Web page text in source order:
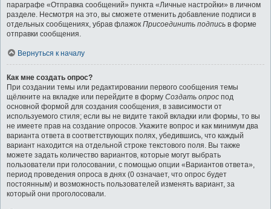
параграфе «Отправка сообщений» пункта «Личные настройки» в личном
разделе. Несмотря на это, вы сможете отменить добавление подписи в
отдельных сообщениях, убрав флажок Присоединить подпись в форме
отправки сообщения.
Вернуться к началу
Как мне создать опрос?
При создании темы или редактировании первого сообщения темы
щёлкните на вкладке или перейдите в форму Создать опрос под
основной формой для создания сообщения, в зависимости от
используемого стиля; если вы не видите такой вкладки или формы, то вы
не имеете прав на создание опросов. Укажите вопрос и как минимум два
варианта ответа в соответствующих полях, убедившись, что каждый
вариант находится на отдельной строке текстового поля. Вы также
можете задать количество вариантов, которые могут выбрать
пользователи при голосовании, с помощью опции «Вариантов ответа»,
период проведения опроса в днях (0 означает, что опрос будет
постоянным) и возможность пользователей изменять вариант, за
который они проголосовали.